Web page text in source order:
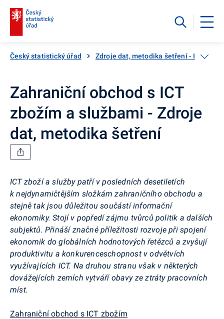
Český statistický úřad Zdroje dat, metodika šetření -
Zahraniční obchod s ICT
zbožím a službami - Zdroje
dat, metodika šetření
ICT zboží a služby patří v posledních desetiletích
k nejdynamičtějším složkám zahraničního obchodu a
stejně tak jsou důležitou součástí informační
ekonomiky. Stojí v popředí zájmu tvůrců politik a dalších
subjektů. Přináší značné příležitosti rozvoje při spojení
ekonomik do globálních hodnotových řetězců a zvyšují
produktivitu a konkurenceschopnost v odvětvích
využívajících ICT. Na druhou stranu však v některých
dovážejících zemích vytváří obavy ze ztráty pracovních
míst.
Zahraniční obchod s ICT zbožím